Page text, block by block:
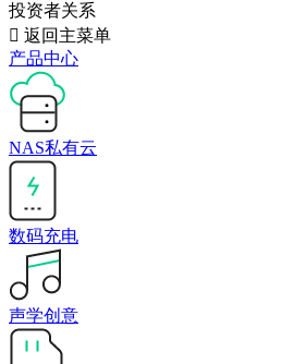
投资者关系
 返回主菜单
产品中心
NAS私有云
数码充电
声学创意